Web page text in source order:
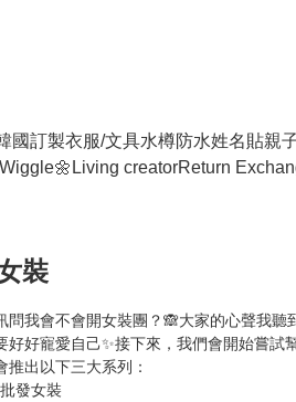
國訂製衣服/文具水樽防水姓名貼親
Living creatorReturn
裝
問我會不會開女裝團？🙈大家的心聲我聽
好好寵愛自己✨接下來，我們會開始嘗試
推出以下三大系列：
發女裝